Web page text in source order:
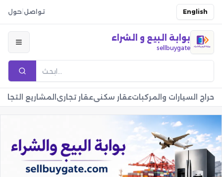
تواصل حول English
بوابة البيع و الشراء
sellbuygate
حراج السيارات والمركباتعقار سكنيعقار تجاري المشاريع